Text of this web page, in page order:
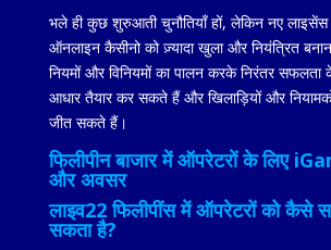
भले ही कुछ शुरुआती चुनौतियाँ हों, लेकिन नए लाइसेंस
ऑनलाइन कैसीनो को ज़्यादा खुला और नियंत्रित
नियमों और विनियमों का पालन करके निरंतर सफलता
आधार तैयार कर सकते हैं और खिलाड़ियों और नियामकों
जीत सकते हैं।
फिलीपीन बाजार में ऑपरेटरों के लिए
और अवसर
लाइव22 फिलीपींस में ऑपरेटरों को कैसे
सकता है?